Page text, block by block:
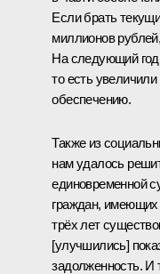
Если брать
миллионов
На следующий
то есть
обеспечению.
Также из
нам удалось
единовременной
граждан, имеющих
трёх лет
[улучшились]
задолженность. И